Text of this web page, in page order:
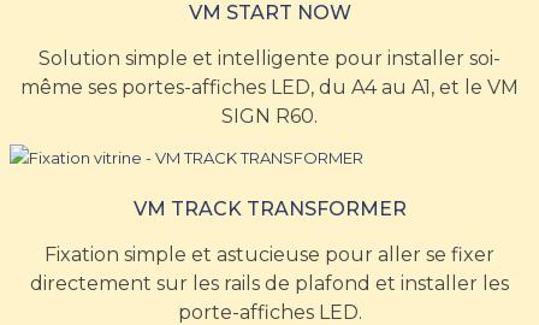
VM START NOW
Solution simple et intelligente pour installer soi-
même ses portes-affiches LED, du A4 au A1, et le VM
SIGN R60.
VM TRACK TRANSFORMER
Fixation simple et astucieuse pour aller se fixer
directement sur les rails de plafond et installer les
porte-affiches LED.